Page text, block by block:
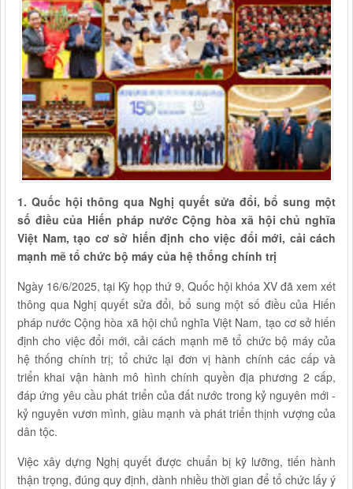
1. Quốc hội thông qua Nghị quyết sửa đổi, bổ sung một
số điều của Hiến pháp nước Cộng hòa xã hội chủ nghĩa
Việt Nam, tạo cơ sở hiến định cho việc đổi mới, cải cách
mạnh mẽ tổ chức bộ máy của hệ thống chính trị
Ngày 16/6/2025, tại Kỳ họp thứ 9, Quốc hội khóa XV đã xem xét
thông qua Nghị quyết sửa đổi, bổ sung một số điều của Hiến
pháp nước Cộng hòa xã hội chủ nghĩa Việt Nam, tạo cơ sở hiến
định cho việc đổi mới, cải cách mạnh mẽ tổ chức bộ máy của
hệ thống chính trị; tổ chức lại đơn vị hành chính các cấp và
triển khai vận hành mô hình chính quyền địa phương 2 cấp,
đáp ứng yêu cầu phát triển của đất nước trong kỷ nguyên mới -
kỷ nguyên vươn mình, giàu mạnh và phát triển thịnh vượng của
dân tộc.
Việc xây dựng Nghị quyết được chuẩn bị kỹ lưỡng, tiến hành
thận trọng, đúng quy định, dành nhiều thời gian để tổ chức lấy ý